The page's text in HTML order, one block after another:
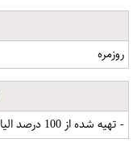
روزمره
- تهیه شده از 100 درصد الیاف نخی